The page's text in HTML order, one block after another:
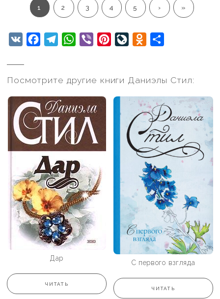
1 2 3 4 5 › »
VK FacebookTelegramWhatsApp
Viber PinterestLiveJournalOdnoklassniki
Посмотрите другие книги Даниэлы Стил:
Дар
ЧИТАТЬ
С первого взгляда
ЧИТАТЬ